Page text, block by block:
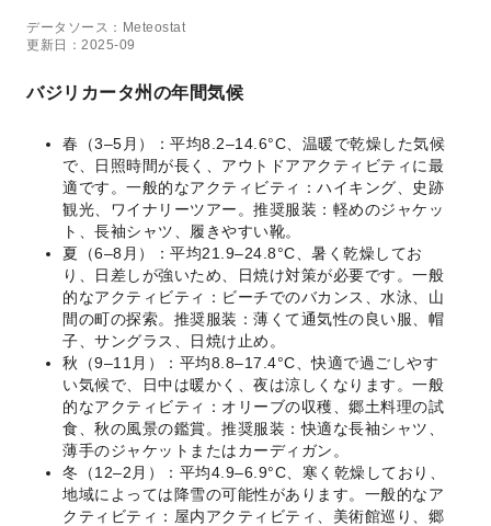
データソース：Meteostat
更新日：2025-09
バジリカータ州の年間気候
春（3–5月）：平均8.2–14.6°C、温暖で乾燥した気候
で、日照時間が長く、アウトドアアクティビティに最
適です。一般的なアクティビティ：ハイキング、史跡
観光、ワイナリーツアー。推奨服装：軽めのジャケッ
ト、長袖シャツ、履きやすい靴。
夏（6–8月）：平均21.9–24.8°C、暑く乾燥してお
り、日差しが強いため、日焼け対策が必要です。一般
的なアクティビティ：ビーチでのバカンス、水泳、山
間の町の探索。推奨服装：薄くて通気性の良い服、帽
子、サングラス、日焼け止め。
秋（9–11月）：平均8.8–17.4°C、快適で過ごしやす
い気候で、日中は暖かく、夜は涼しくなります。一般
的なアクティビティ：オリーブの収穫、郷土料理の試
食、秋の風景の鑑賞。推奨服装：快適な長袖シャツ、
薄手のジャケットまたはカーディガン。
冬（12–2月）：平均4.9–6.9°C、寒く乾燥しており、
地域によっては降雪の可能性があります。一般的なア
クティビティ：屋内アクティビティ、美術館巡り、郷